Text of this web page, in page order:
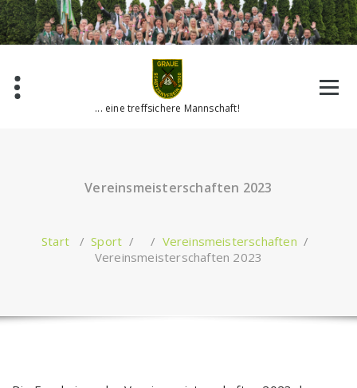
Zum
Inhalt
springen
... eine treffsichere Mannschaft!
Vereinsmeisterschaften 2023
Start /Sport / / Vereinsmeisterschaften /
Vereinsmeisterschaften 2023